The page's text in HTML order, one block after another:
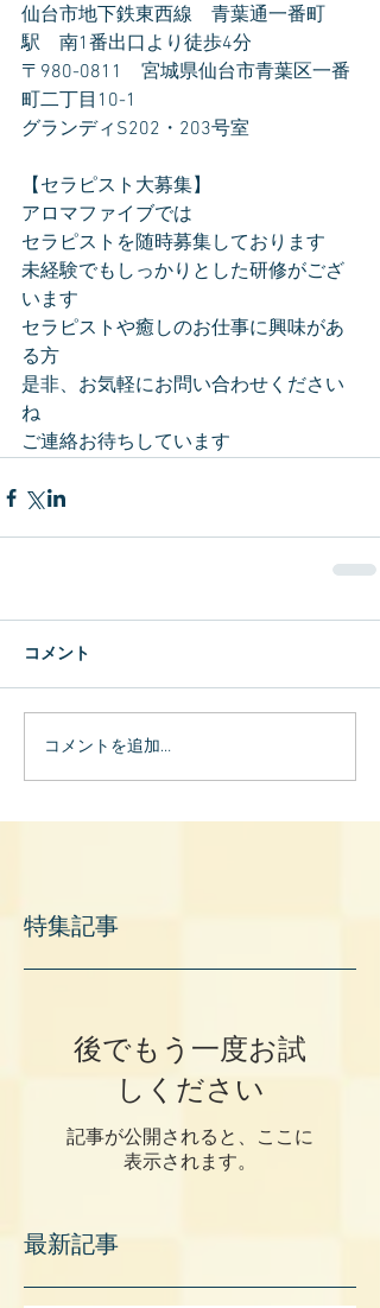
仙台市地下鉄東西線　青葉通一番町
駅　南1番出口より徒歩4分
〒980-0811　宮城県仙台市青葉区一番
町二丁目10-1
グランディS202・203号室
【セラピスト大募集】
アロマファイブでは
セラピストを随時募集しております
未経験でもしっかりとした研修がござ
います
セラピストや癒しのお仕事に興味があ
る方
是非、お気軽にお問い合わせください
ね
ご連絡お待ちしています
コメント
コメントを追加…
特集記事
後でもう一度お試
しください
記事が公開されると、ここに
表示されます。
最新記事